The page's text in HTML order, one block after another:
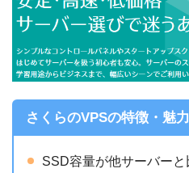
さくらのVPSの特徴・魅力
SSD容量が他サーバー